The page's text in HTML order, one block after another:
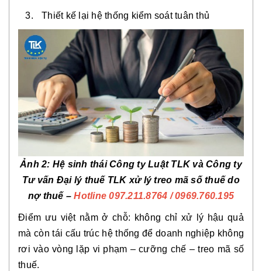
Thiết kế lại hệ thống kiểm soát tuân thủ
Ảnh 2: Hệ sinh thái Công ty Luật TLK và Công ty
Tư vấn Đại lý thuế TLK xử lý treo mã số thuế do
nợ thuế –Hotline 097.211.8764 / 0969.760.195
Điểm ưu việt nằm ở chỗ: không chỉ xử lý hậu quả
mà còn tái cấu trúc hệ thống để doanh nghiệp không
rơi vào vòng lặp vi phạm – cưỡng chế – treo mã số
thuế.